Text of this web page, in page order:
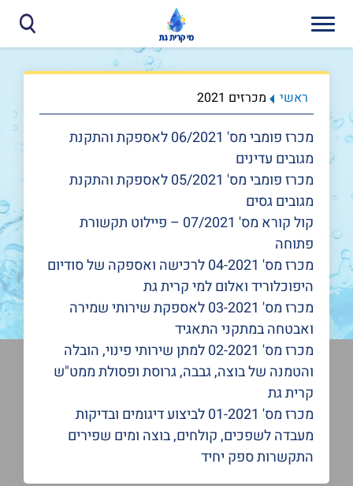
ראשי מכרזים 2021
מכרז פומבי מס' 06/2021 לאספקת והתקנת
מגובים עדינים
מכרז פומבי מס' 05/2021 לאספקת והתקנת
מגובים גסים
קול קורא מס' 07/2021 – פיילוט תקשורת
פתוחה
מכרז מס' 04-2021 לרכישה ואספקה של סודיום
היפוכלוריד ואלום למי קרית גת
מכרז מס' 03-2021 לאספקת שירותי שמירה
ואבטחה במתקני התאגיד
מכרז מס' 02-2021 למתן שירותי פינוי, הובלה
והטמנה של בוצה, גבבה, גרוסת ופסולת ממט"ש
קרית גת
מכרז מס' 01-2021 לביצוע דיגומים ובדיקות
מעבדה לשפכים, קולחים, בוצה ומים שפירים
התקשרות ספק יחיד